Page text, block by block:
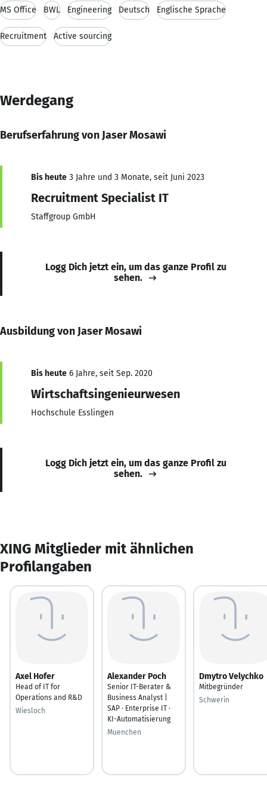
MS Office BWL Engineering Deutsch Englische Sprache
Recruitment Active sourcing
Werdegang
Berufserfahrung von Jaser Mosawi
Bis heute 3 Jahre und 3 Monate, seit Juni 2023
Recruitment Specialist IT
Staffgroup GmbH
Logg Dich jetzt ein, um das ganze Profil zu
sehen.
Ausbildung von Jaser Mosawi
Bis heute 6 Jahre, seit Sep. 2020
Wirtschaftsingenieurwesen
Hochschule Esslingen
Logg Dich jetzt ein, um das ganze Profil zu
sehen.
XING Mitglieder mit ähnlichen
Profilangaben
Axel Hofer
Head of IT for
Operations and R&D
Wiesloch
Alexander Poch
Senior IT-Berater &
Business Analyst |
SAP · Enterprise IT ·
KI-Automatisierung
Muenchen
Dmytro Velychko
Mitbegründer
Schwerin